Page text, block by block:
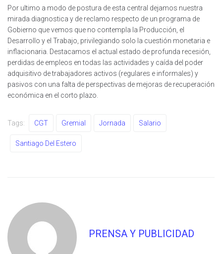
Por ultimo a modo de postura de esta central dejamos nuestra
mirada diagnostica y de reclamo respecto de un programa de
Gobierno que vemos que no contempla la Producción, el
Desarrollo y el Trabajo, privilegiando solo la cuestión monetaria e
inflacionaria. Destacamos el actual estado de profunda recesión,
perdidas de empleos en todas las actividades y caída del poder
adquisitivo de trabajadores activos (regulares e informales) y
pasivos con una falta de perspectivas de mejoras de recuperación
económica en el corto plazo.
Tags: CGT Gremial Jornada Salario
Santiago Del Estero
PRENSA Y PUBLICIDAD